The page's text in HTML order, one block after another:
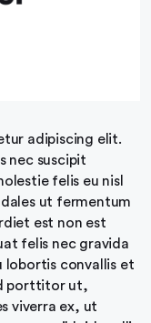
adipiscing elit.
nec suscipit
felis eu nisl
ut fermentum
est non est
felis nec gravida
lobortis convallis et
porttitor ut,
viverra ex, ut